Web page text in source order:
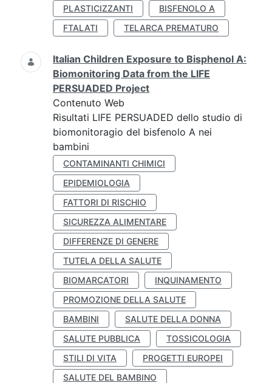
PLASTICIZZANTI
BISFENOLO A
FTALATI
TELARCA PREMATURO
Italian Children Exposure to Bisphenol A:
Biomonitoring Data from the LIFE
PERSUADED Project
Contenuto Web
Risultati LIFE PERSUADED dello studio di
biomonitoragio del bisfenolo A nei
bambini
CONTAMINANTI CHIMICI
EPIDEMIOLOGIA
FATTORI DI RISCHIO
SICUREZZA ALIMENTARE
DIFFERENZE DI GENERE
TUTELA DELLA SALUTE
BIOMARCATORI
INQUINAMENTO
PROMOZIONE DELLA SALUTE
BAMBINI
SALUTE DELLA DONNA
SALUTE PUBBLICA
TOSSICOLOGIA
STILI DI VITA
PROGETTI EUROPEI
SALUTE DEL BAMBINO